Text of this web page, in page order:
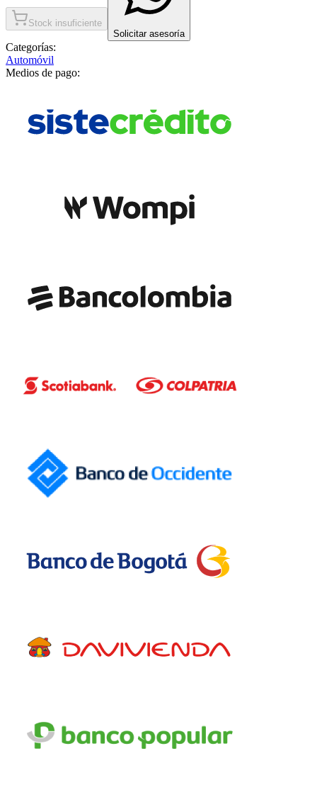
Stock insuficiente
Solicitar asesoría
Categorías:
Automóvil
Medios de pago: